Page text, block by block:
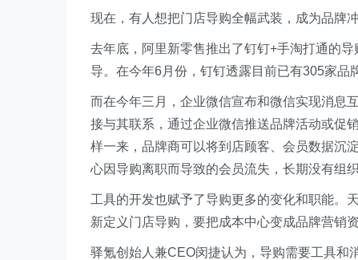
现在，有人想把门店导购全幅武装，成为品牌
去年底，阿里新零售推出了钉钉+手淘打通的
导。在今年6月份，钉钉透露目前已有305家品
而在今年三月，企业微信宣布和微信实现消息
接与其联系，通过企业微信推送品牌活动或促
样一来，品牌商可以将到店顾客、会员数据沉
心因导购离职而导致的会员流失，长期没有组
工具的开发也赋予了导购更多的变化和职能。
新定义门店导购，要把成本中心变成品牌营销资
驿氪创始人兼CEO闵捷认为，导购需要工具和